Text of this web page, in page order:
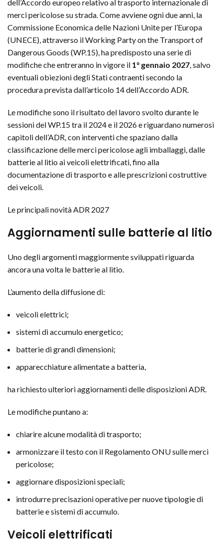
dell’Accordo europeo relativo al trasporto internazionale di
merci pericolose su strada. Come avviene ogni due anni, la
Commissione Economica delle Nazioni Unite per l’Europa
(UNECE), attraverso il Working Party on the Transport of
Dangerous Goods (WP.15), ha predisposto una serie di
modifiche che entreranno in vigore il 1° gennaio 2027 , salvo
eventuali obiezioni degli Stati contraenti secondo la
procedura prevista dall’articolo 14 dell’Accordo ADR.
Le modifiche sono il risultato del lavoro svolto durante le
sessioni del WP.15 tra il 2024 e il 2026 e riguardano numerosi
capitoli dell’ADR, con interventi che spaziano dalla
classificazione delle merci pericolose agli imballaggi, dalle
batterie al litio ai veicoli elettrificati, fino alla
documentazione di trasporto e alle prescrizioni costruttive
dei veicoli.
Le principali novità ADR 2027
Aggiornamenti sulle batterie al litio
Uno degli argomenti maggiormente sviluppati riguarda
ancora una volta le batterie al litio.
L’aumento della diffusione di:
veicoli elettrici;
sistemi di accumulo energetico;
batterie di grandi dimensioni;
apparecchiature alimentate a batteria,
ha richiesto ulteriori aggiornamenti delle disposizioni ADR.
Le modifiche puntano a:
chiarire alcune modalità di trasporto;
armonizzare il testo con il Regolamento ONU sulle merci
pericolose;
aggiornare disposizioni speciali;
introdurre precisazioni operative per nuove tipologie di
batterie e sistemi di accumulo.
Veicoli elettrificati